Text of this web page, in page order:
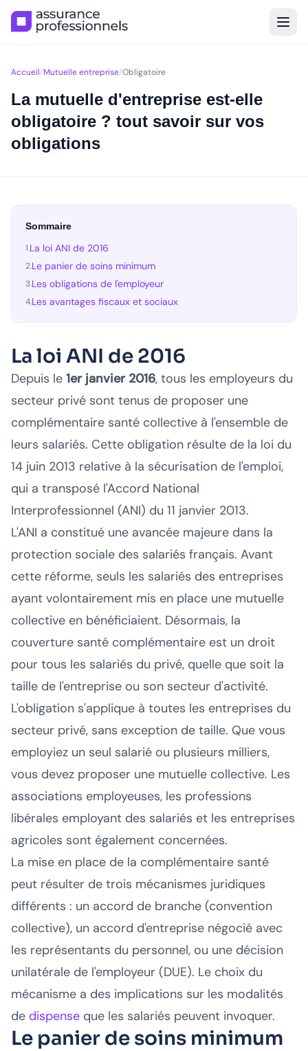
Accueil/Mutuelle entreprise/Obligatoire
La mutuelle d'entreprise est-elle
obligatoire ? tout savoir sur vos
obligations
Sommaire
1.La loi ANI de 2016
2.Le panier de soins minimum
3.Les obligations de l'employeur
4.Les avantages fiscaux et sociaux
La loi ANI de 2016
Depuis le 1er janvier 2016, tous les employeurs du
secteur privé sont tenus de proposer une
complémentaire santé collective à l'ensemble de
leurs salariés. Cette obligation résulte de la loi du
14 juin 2013 relative à la sécurisation de l'emploi,
qui a transposé l'Accord National
Interprofessionnel (ANI) du 11 janvier 2013.
L'ANI a constitué une avancée majeure dans la
protection sociale des salariés français. Avant
cette réforme, seuls les salariés des entreprises
ayant volontairement mis en place une mutuelle
collective en bénéficiaient. Désormais, la
couverture santé complémentaire est un droit
pour tous les salariés du privé, quelle que soit la
taille de l'entreprise ou son secteur d'activité.
L'obligation s'applique à toutes les entreprises du
secteur privé, sans exception de taille. Que vous
employiez un seul salarié ou plusieurs milliers,
vous devez proposer une mutuelle collective. Les
associations employeuses, les professions
libérales employant des salariés et les entreprises
agricoles sont également concernées.
La mise en place de la complémentaire santé
peut résulter de trois mécanismes juridiques
différents : un accord de branche (convention
collective), un accord d'entreprise négocié avec
les représentants du personnel, ou une décision
unilatérale de l'employeur (DUE). Le choix du
mécanisme a des implications sur les modalités
de dispense que les salariés peuvent invoquer.
Le panier de soins minimum